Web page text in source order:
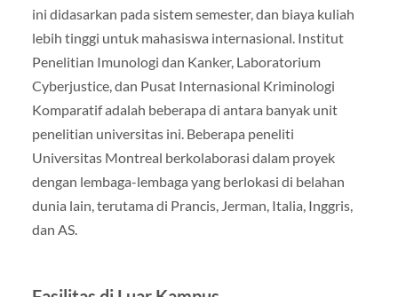
ini didasarkan pada sistem semester, dan biaya kuliah
lebih tinggi untuk mahasiswa internasional. Institut
Penelitian Imunologi dan Kanker, Laboratorium
Cyberjustice, dan Pusat Internasional Kriminologi
Komparatif adalah beberapa di antara banyak unit
penelitian universitas ini. Beberapa peneliti
Universitas Montreal berkolaborasi dalam proyek
dengan lembaga-lembaga yang berlokasi di belahan
dunia lain, terutama di Prancis, Jerman, Italia, Inggris,
dan AS.